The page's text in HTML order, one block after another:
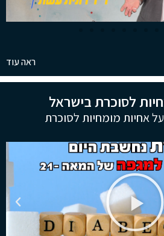
ראה עוד
לסוכרת בישראל
אחיות מומחיות לסוכרת